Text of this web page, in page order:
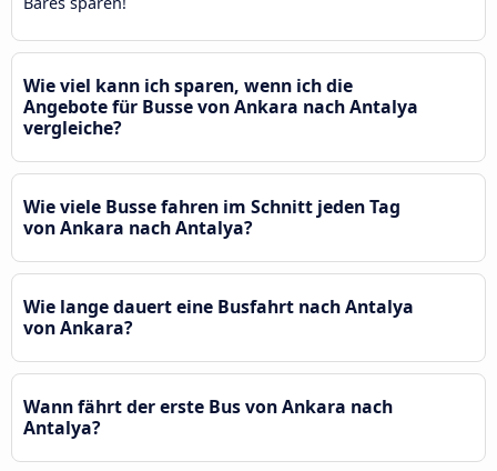
Wie viel kann ich sparen, wenn ich die
Angebote für Busse von Ankara nach Antalya
vergleiche?
Wie viele Busse fahren im Schnitt jeden Tag
von Ankara nach Antalya?
Wie lange dauert eine Busfahrt nach Antalya
von Ankara?
Wann fährt der erste Bus von Ankara nach
Antalya?